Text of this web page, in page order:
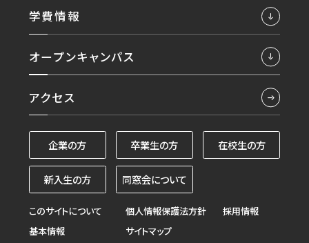
学費情報
オープンキャンパス
アクセス
企業の方 卒業生の方 在校生の方
新入生の方 同窓会について
このサイトについて 個人情報保護法方針
採用情報
基本情報
サイトマップ